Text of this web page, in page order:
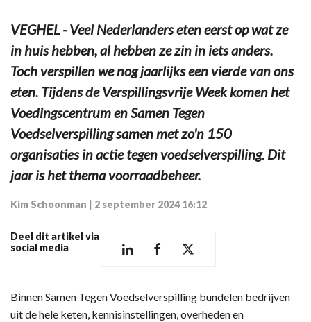
VEGHEL - Veel Nederlanders eten eerst op wat ze
in huis hebben, al hebben ze zin in iets anders.
Toch verspillen we nog jaarlijks een vierde van ons
eten. Tijdens de Verspillingsvrije Week komen het
Voedingscentrum en Samen Tegen
Voedselverspilling samen met zo'n 150
organisaties in actie tegen voedselverspilling. Dit
jaar is het thema voorraadbeheer.
Kim Schoonman 2 september 2024 16:12
Deel dit artikel via
social media
Binnen Samen Tegen Voedselverspilling bundelen bedrijven
uit de hele keten, kennisinstellingen, overheden en